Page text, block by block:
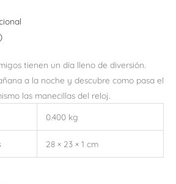
tienen un día lleno de diversión.
a la noche y descubre como pasa el
las manecillas del reloj.
0.400 kg
28 × 23 × 1 cm